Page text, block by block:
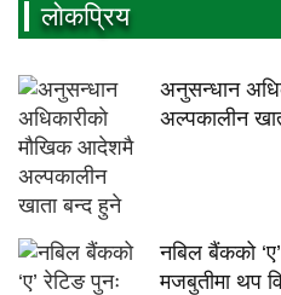
लाेकप्रिय
अनुसन्धान
अल्पकालीन
नबिल बैंकको
मजबुतीमा थप